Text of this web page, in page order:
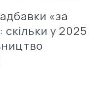
«за
у 2025